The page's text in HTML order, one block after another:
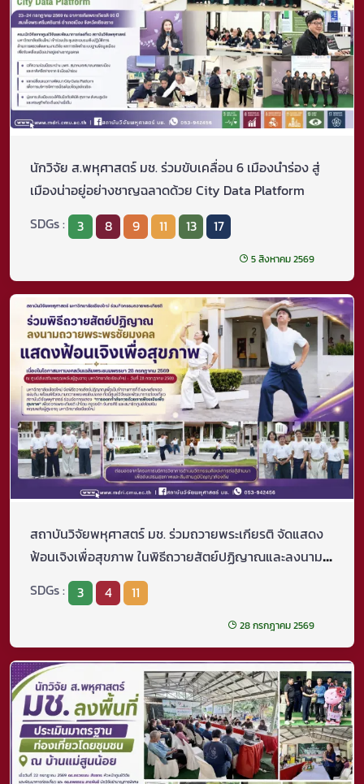
นักวิจัย ส.พหุศาสตร์ มช. ร่วมขับเคลื่อน 6 เมืองนำร่อง สู่
เมืองน่าอยู่อย่างชาญฉลาดด้วย City Data Platform
SDGs :
3 8 9 11 13 17
5 สิงหาคม 2569
สถาบันวิจัยพหุศาสตร์ มช. ร่วมถวายพระเกียรติ จัดแสดง
ฟ้อนเจิงเพื่อสุขภาพ ในพิธีถวายสัตย์ปฏิญาณและลงนาม
ถวายพระพรชัยมงคล
SDGs : 3 4 11
28 กรกฎาคม 2569